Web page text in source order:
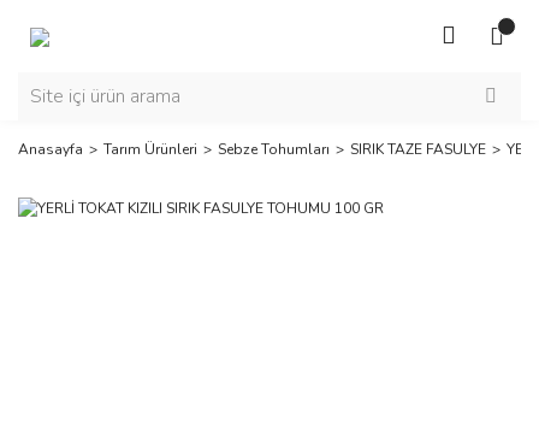
Anasayfa Tarım Ürünleri Sebze Tohumları SIRIK TAZE FASULYE